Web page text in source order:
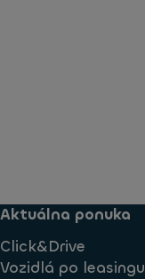
Aktuálna ponuka
Click&Drive
Vozidlá po leasingu